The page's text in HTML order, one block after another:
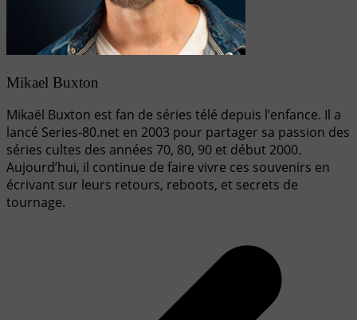
Mikael Buxton
Mikaël Buxton est fan de séries télé depuis l’enfance. Il a
lancé Series-80.net en 2003 pour partager sa passion des
séries cultes des années 70, 80, 90 et début 2000.
Aujourd’hui, il continue de faire vivre ces souvenirs en
écrivant sur leurs retours, reboots, et secrets de
tournage.